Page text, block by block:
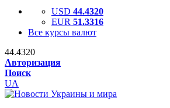
USD 44.4320
EUR 51.3316
Все курсы валют
44.4320
Авторизация
Поиск
UA